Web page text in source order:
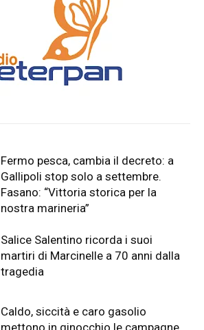
Fermo pesca, cambia il decreto: a
Gallipoli stop solo a settembre.
Fasano: “Vittoria storica per la
nostra marineria”
Salice Salentino ricorda i suoi
martiri di Marcinelle a 70 anni dalla
tragedia
Caldo, siccità e caro gasolio
mettono in ginocchio le campagne